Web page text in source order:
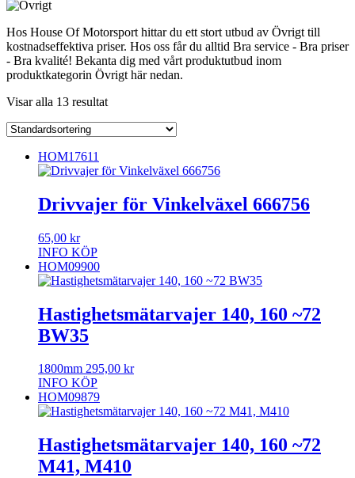
Hos House Of Motorsport hittar du ett stort utbud av Övrigt till
kostnadseffektiva priser. Hos oss får du alltid Bra service - Bra priser
- Bra kvalité! Bekanta dig med vårt produktutbud inom
produktkategorin Övrigt här nedan.
Visar alla 13 resultat
HOM17611
Drivvajer för Vinkelväxel 666756
65,00 kr
INFO KÖP
HOM09900
Hastighetsmätarvajer 140, 160 ~72
BW35
1800mm 295,00 kr
INFO KÖP
HOM09879
Hastighetsmätarvajer 140, 160 ~72
M41, M410